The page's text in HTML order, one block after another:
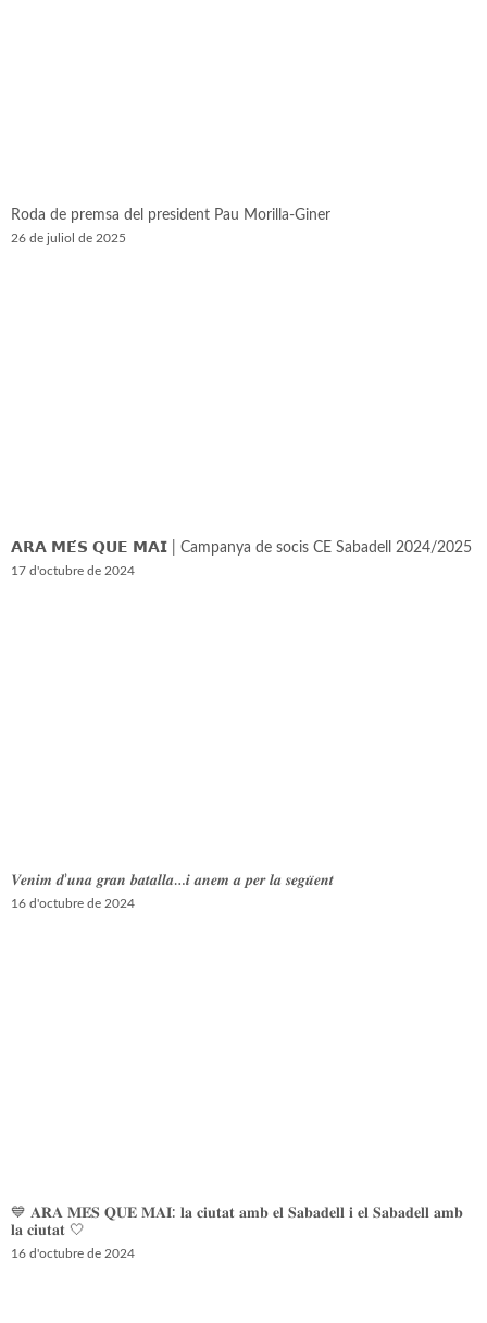
Roda de premsa del president Pau Morilla-Giner
26 de juliol de 2025
𝗔𝗥𝗔 𝗠𝗘́𝗦 𝗤𝗨𝗘 𝗠𝗔𝗜 | Campanya de socis CE Sabadell 2024/2025
17 d'octubre de 2024
𝑽𝒆𝒏𝒊𝒎 𝒅’𝒖𝒏𝒂 𝒈𝒓𝒂𝒏 𝒃𝒂𝒕𝒂𝒍𝒍𝒂…𝒊 𝒂𝒏𝒆𝒎 𝒂 𝒑𝒆𝒓 𝒍𝒂 𝒔𝒆𝒈𝒖̈𝒆𝒏𝒕
16 d'octubre de 2024
💙 𝐀𝐑𝐀 𝐌𝐄́𝐒 𝐐𝐔𝐄 𝐌𝐀𝐈: 𝐥𝐚 𝐜𝐢𝐮𝐭𝐚𝐭 𝐚𝐦𝐛 𝐞𝐥 𝐒𝐚𝐛𝐚𝐝𝐞𝐥𝐥 𝐢 𝐞𝐥 𝐒𝐚𝐛𝐚𝐝𝐞𝐥𝐥 𝐚𝐦𝐛
𝐥𝐚 𝐜𝐢𝐮𝐭𝐚𝐭 🤍
16 d'octubre de 2024